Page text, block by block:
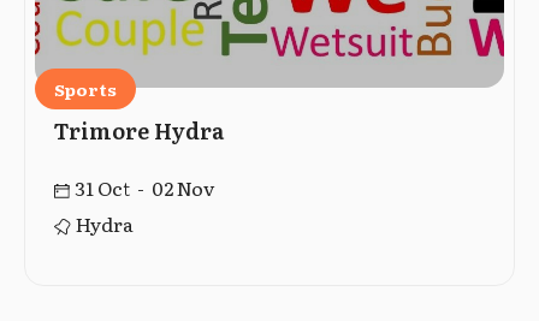
Sports
Trimore Hydra
31 Oct - 02 Nov
Hydra